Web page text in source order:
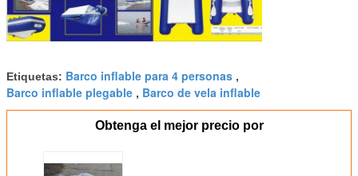
Etiquetas: Barco inflable para 4 personas ,
Barco inflable plegable , Barco de vela inflable
Obtenga el mejor precio por